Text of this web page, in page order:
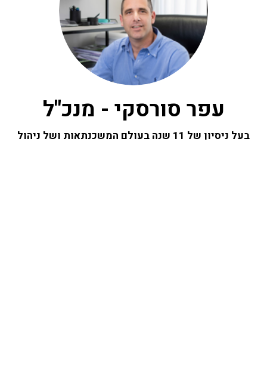
עפר סורסקי - מנכ"ל
בעל ניסיון של 11 שנה בעולם המשכנתאות ושל ניהול